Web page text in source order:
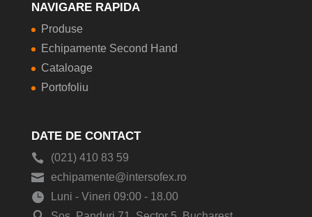
NAVIGARE RAPIDA
Produse
Echipamente Second Hand
Cataloage
Portofoliu
DATE DE CONTACT
(021) 410 83 59
echipamente@intersofex.ro
Luni - Vineri 09:00 - 18.00